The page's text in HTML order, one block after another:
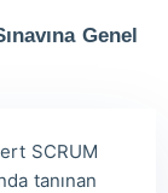
Genel
SCRUM
tanınan